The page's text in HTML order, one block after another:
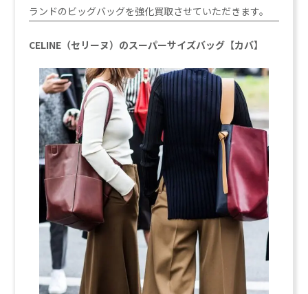
ランドのビッグバッグを強化買取させていただきます。
CELINE（セリーヌ）のスーパーサイズバッグ【カバ】